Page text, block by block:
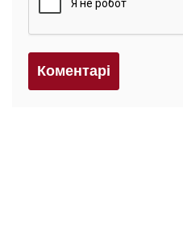
Коментарi